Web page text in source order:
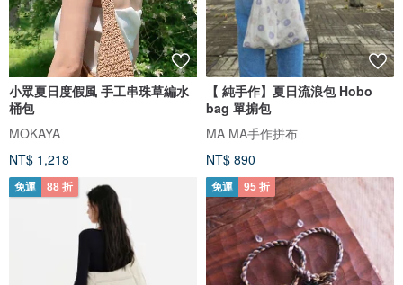
小眾夏日度假風 手工串珠草編水
桶包
MOKAYA
NT$ 1,218
【 純手作】夏日流浪包 Hobo
bag 單掮包
MA MA手作拼布
NT$ 890
免運 88 折 免運 95 折